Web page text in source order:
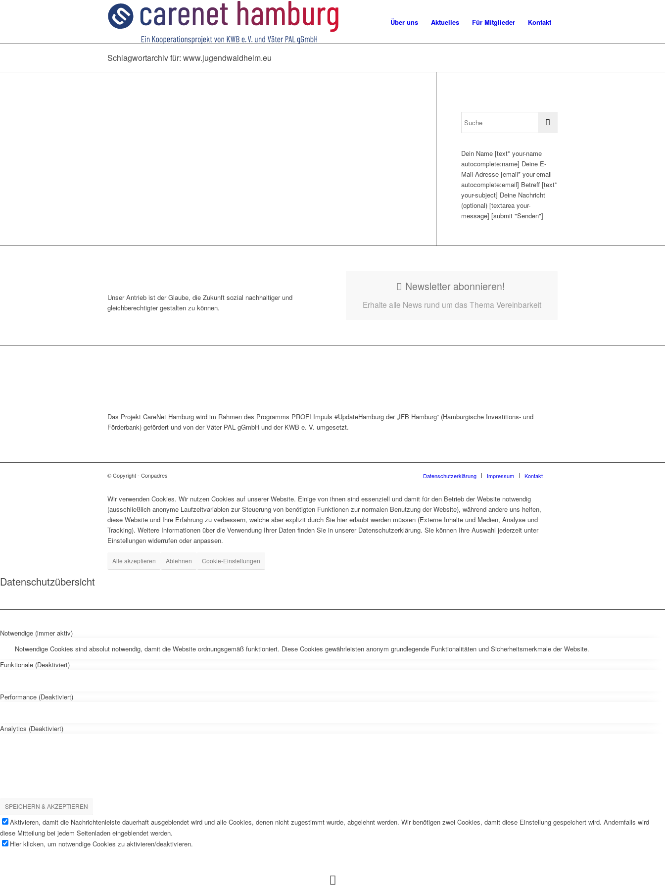
Über uns Aktuelles Für Mitglieder Kontakt
Schlagwortarchiv für: www.jugendwaldheim.eu
Dein Name [text* your-name
autocomplete:name] Deine E-
Mail-Adresse [email* your-email
autocomplete:email] Betreff [text*
your-subject] Deine Nachricht
(optional) [textarea your-
message] [submit "Senden"]
Unser Antrieb ist der Glaube, die Zukunft sozial nachhaltiger und
gleichberechtigter gestalten zu können.
Newsletter abonnieren!
Erhalte alle News rund um das Thema Vereinbarkeit
Das Projekt CareNet Hamburg wird im Rahmen des Programms PROFI Impuls #UpdateHamburg der „IFB Hamburg“ (Hamburgische Investitions- und
Förderbank) gefördert und von der Väter PAL gGmbH und der KWB e. V. umgesetzt.
© Copyright - Conpadres Datenschutzerklärung Impressum Kontakt
Wir verwenden Cookies. Wir nutzen Cookies auf unserer Website. Einige von ihnen sind essenziell und damit für den Betrieb der Website notwendig
(ausschließlich anonyme Laufzeitvariablen zur Steuerung von benötigten Funktionen zur normalen Benutzung der Website), während andere uns helfen,
diese Website und Ihre Erfahrung zu verbessern, welche aber explizit durch Sie hier erlaubt werden müssen (Externe Inhalte und Medien, Analyse und
Tracking). Weitere Informationen über die Verwendung Ihrer Daten finden Sie in unserer Datenschutzerklärung. Sie können Ihre Auswahl jederzeit unter
Einstellungen widerrufen oder anpassen.
Alle akzeptieren Ablehnen Cookie-Einstellungen
Datenschutzübersicht
Notwendige (immer aktiv)
Notwendige Cookies sind absolut notwendig, damit die Website ordnungsgemäß funktioniert. Diese Cookies gewährleisten anonym grundlegende Funktionalitäten und Sicherheitsmerkmale der Website.
Funktionale (Deaktiviert)
Performance (Deaktiviert)
Analytics (Deaktiviert)
SPEICHERN & AKZEPTIEREN
Aktivieren, damit die Nachrichtenleiste dauerhaft ausgeblendet wird und alle Cookies, denen nicht zugestimmt wurde, abgelehnt werden. Wir benötigen zwei Cookies, damit diese Einstellung gespeichert wird. Andernfalls wird
diese Mitteilung bei jedem Seitenladen eingeblendet werden.
Hier klicken, um notwendige Cookies zu aktivieren/deaktivieren.